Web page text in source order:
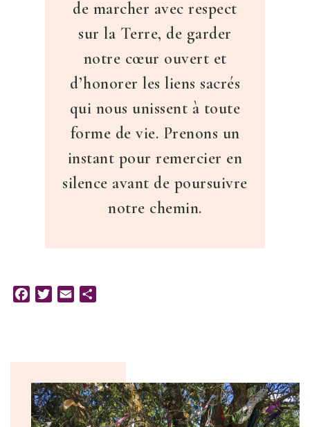
de marcher avec respect
sur la Terre, de garder
notre cœur ouvert et
d’honorer les liens sacrés
qui nous unissent à toute
forme de vie. Prenons un
instant pour remercier en
silence avant de poursuivre
notre chemin.
FacebookTwitterEmail